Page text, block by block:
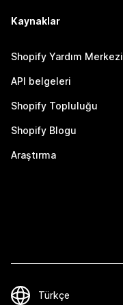
Kaynaklar
Shopify Yardım Merkezi
API belgeleri
Shopify Topluluğu
Shopify Blogu
Araştırma